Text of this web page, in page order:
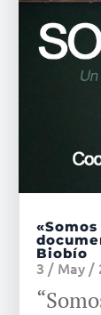
Biobío
3 / May /